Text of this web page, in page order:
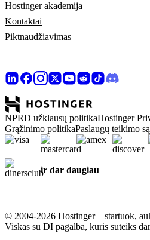
Hostinger akademija
Kontaktai
Piktnaudžiavimas
NPRD užklausų politikaHostinger
Grąžinimo politikaPaslaugų teikimo
ir dar daugiau
© 2004-2026 Hostinger – startuok,
Viskas su DI pagalba, kuris suteiks